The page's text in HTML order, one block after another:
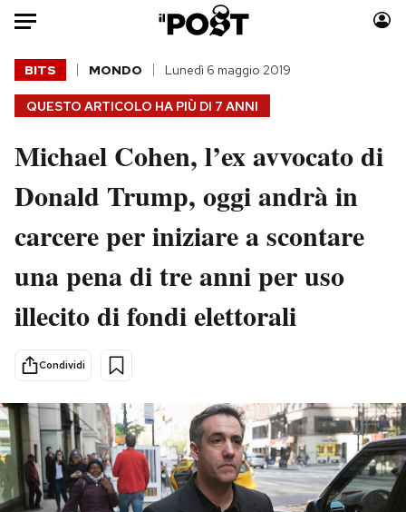
Auto
HOME
Italia
Politica
Tecnologia
Scienza
Cultura
Sport
Moda
Consumismi
Storie/Idee
Media
Europa
PODCAST
NEWSLETTER
QUESTO ARTICOLO HA PIÙ DI 7 ANNI
BITS MONDO Lunedì 6 maggio 2019
Michael Cohen, l’ex avvocato di
Donald Trump, oggi andrà in
carcere per iniziare a scontare
una pena di tre anni per uso
illecito di fondi elettorali
Condividi